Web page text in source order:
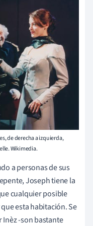
de derecha a izquierda,
Wikimedia.
a personas de sus
Joseph tiene la
cualquier posible
esta habitación. Se
-son bastante